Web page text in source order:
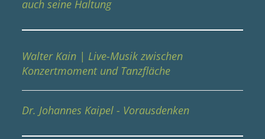
auch seine Haltung
Walter Kain | Live-Musik zwischen
Konzertmoment und Tanzfläche
Dr. Johannes Kaipel - Vorausdenken